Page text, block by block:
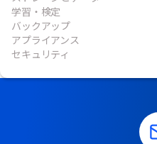
学習・検定
バックアップ
アプライアンス
セキュリティ